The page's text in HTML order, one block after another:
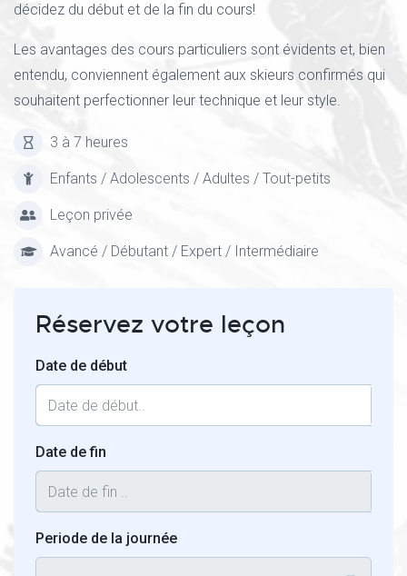
décidez du début et de la fin du cours!
Les avantages des cours particuliers sont évidents et, bien
entendu, conviennent également aux skieurs confirmés qui
souhaitent perfectionner leur technique et leur style.
3 à 7 heures
Enfants / Adolescents / Adultes / Tout-petits
Leçon privée
Avancé / Débutant / Expert / Intermédiaire
Réservez votre leçon
Date de début
Date de fin
Periode de la journée